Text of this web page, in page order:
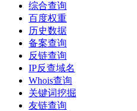
综合查询
百度权重
历史数据
备案查询
反链查询
IP反查域名
Whois查询
关键词挖掘
友链查询